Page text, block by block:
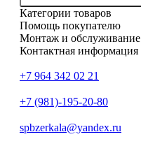
Категории товаров
Помощь покупателю
Монтаж и обслуживание
Контактная информация
+7 964 342 02 21
+7 (981)-195-20-80
spbzerkala@yandex.ru